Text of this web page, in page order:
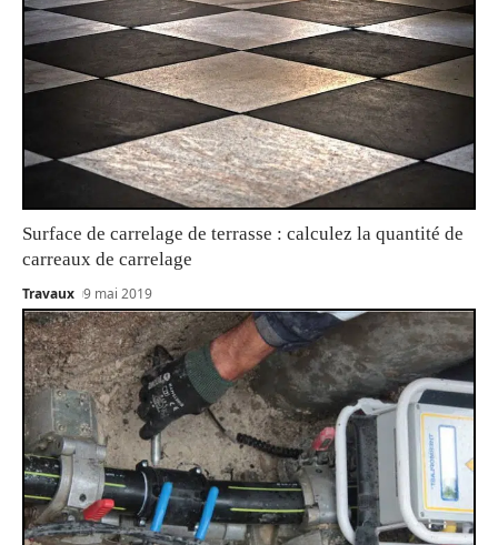
Surface de carrelage de terrasse : calculez la quantité de
carreaux de carrelage
Travaux 9 mai 2019